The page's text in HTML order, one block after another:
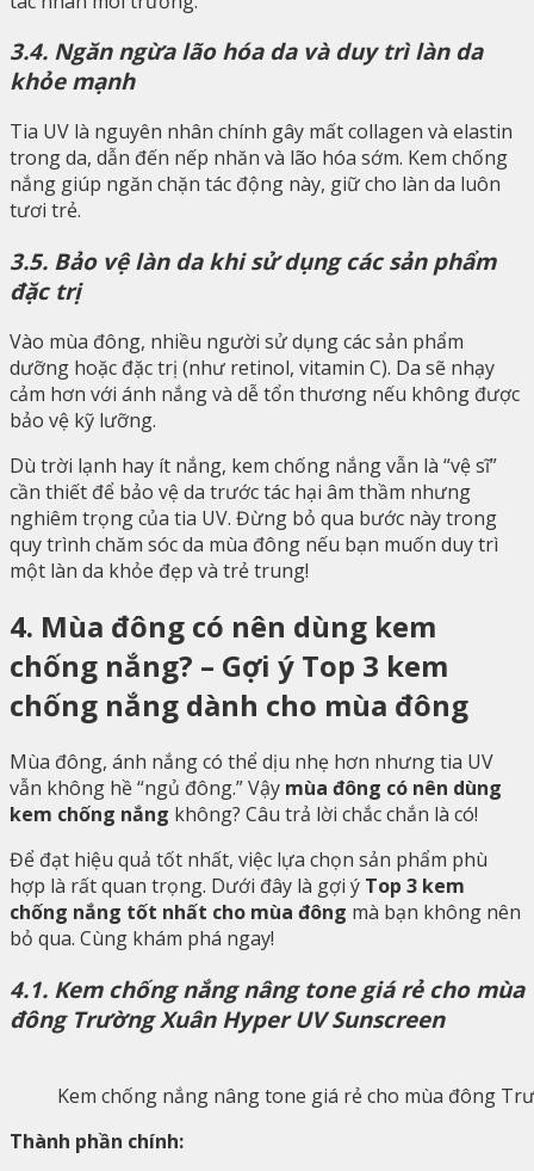
3.4. Ngăn ngừa lão hóa da và duy trì làn da
khỏe mạnh
Tia UV là nguyên nhân chính gây mất collagen và elastin
trong da, dẫn đến nếp nhăn và lão hóa sớm. Kem chống
nắng giúp ngăn chặn tác động này, giữ cho làn da luôn
tươi trẻ.
3.5. Bảo vệ làn da khi sử dụng các sản phẩm
đặc trị
Vào mùa đông, nhiều người sử dụng các sản phẩm
dưỡng hoặc đặc trị (như retinol, vitamin C). Da sẽ nhạy
cảm hơn với ánh nắng và dễ tổn thương nếu không được
bảo vệ kỹ lưỡng.
Dù trời lạnh hay ít nắng, kem chống nắng vẫn là “vệ sĩ”
cần thiết để bảo vệ da trước tác hại âm thầm nhưng
nghiêm trọng của tia UV. Đừng bỏ qua bước này trong
quy trình chăm sóc da mùa đông nếu bạn muốn duy trì
một làn da khỏe đẹp và trẻ trung!
4. Mùa đông có nên dùng kem
chống nắng? – Gợi ý Top 3 kem
chống nắng dành cho mùa đông
Mùa đông, ánh nắng có thể dịu nhẹ hơn nhưng tia UV
vẫn không hề “ngủ đông.” Vậy mùa đông có nên dùng
kem chống nắng không? Câu trả lời chắc chắn là có!
Để đạt hiệu quả tốt nhất, việc lựa chọn sản phẩm phù
hợp là rất quan trọng. Dưới đây là gợi ý Top 3 kem
chống nắng tốt nhất cho mùa đông mà bạn không nên
bỏ qua. Cùng khám phá ngay!
4.1. Kem chống nắng nâng tone giá rẻ cho mùa
đông Trường Xuân Hyper UV Sunscreen
Kem chống nắng nâng tone giá rẻ cho mùa đông
Thành phần chính: